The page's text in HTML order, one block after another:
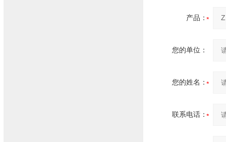
产品：
您的单位：
您的姓名：
联系电话：